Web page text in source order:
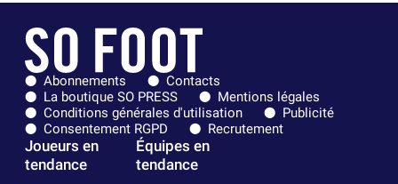
Abonnements
Contacts
La boutique SO PRESS
Mentions légales
Conditions générales d'utilisation
Publicité
Consentement RGPD
Recrutement
Joueurs en
tendance
Équipes en
tendance